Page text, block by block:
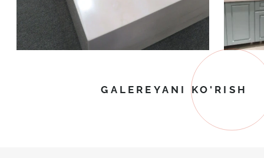
GALEREYANI KO'RISH